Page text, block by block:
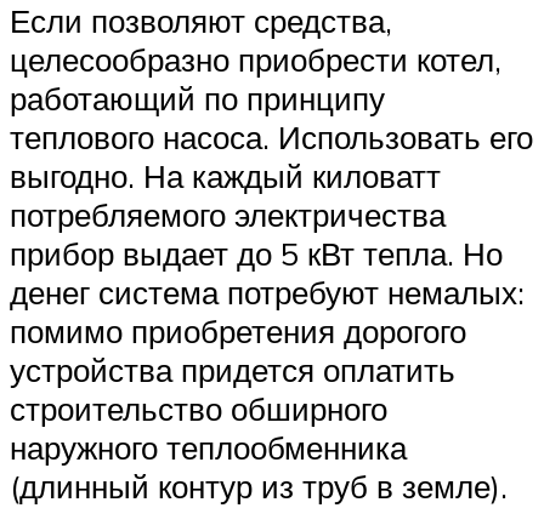
Если позволяют средства,
целесообразно приобрести котел,
работающий по принципу
теплового насоса. Использовать его
выгодно. На каждый киловатт
потребляемого электричества
прибор выдает до 5 кВт тепла. Но
денег система потребуют немалых:
помимо приобретения дорогого
устройства придется оплатить
строительство обширного
наружного теплообменника
(длинный контур из труб в земле).